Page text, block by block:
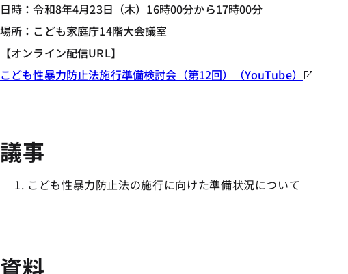
日時：令和8年4月23日（木）16時00分から17時00分
場所：こども家庭庁14階大会議室
【オンライン配信URL】
こども性暴力防止法施行準備検討会（第12回）（YouTube）
議事
こども性暴力防止法の施行に向けた準備状況について
資料